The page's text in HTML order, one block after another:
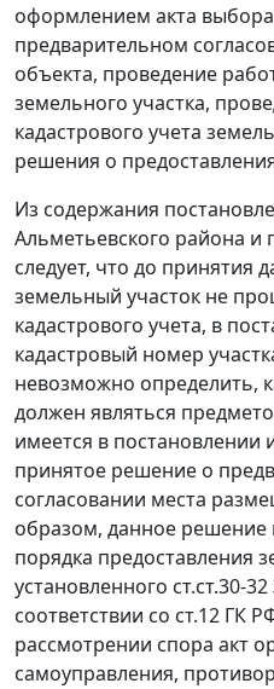
оформлением акта
предварительном
объекта, проведение
земельного участка,
кадастрового учета
решения о
Из содержания
Альметьевского района и
следует, что до принятия
земельный участок не
кадастрового учета, в
кадастровый номер
невозможно определить,
должен являться
имеется в постановлении
принятое решение о
согласовании места
образом, данное
порядка предоставления
установленного ст.ст.30-32
соответствии со ст.12 ГК
рассмотрении спора акт
самоуправления,